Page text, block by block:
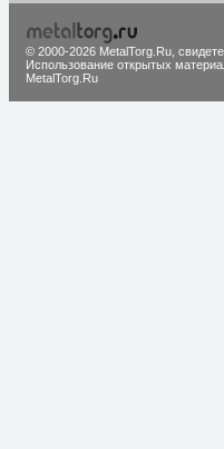
© 2000-2026 MetalTorg.Ru,
Использование открытых
MetalTorg.Ru